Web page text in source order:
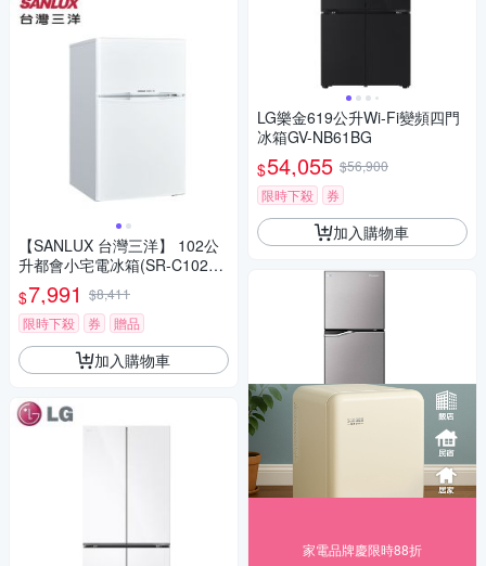
【SANLUX 台灣三洋】 102公
升都會小宅電冰箱(SR-C102B
1)
$7,991 $8,411
限時下殺
券 贈品
加入購物車
LG樂金619公升Wi-Fi變頻四門
冰箱GV-NB61BG
$54,055 $56,900
限時下殺
券
加入購物車
家電品牌慶限時88折